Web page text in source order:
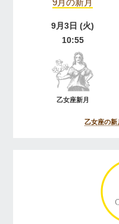
9月の新月
9月3日 (火)
10:55
乙女座新月
乙女座の新